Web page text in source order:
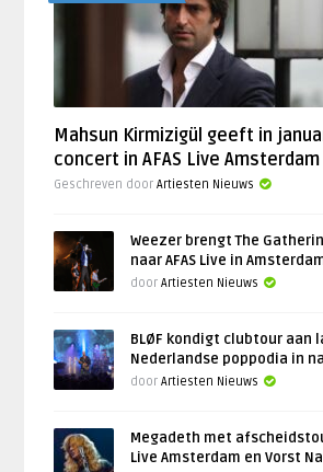
Mahsun Kirmizigül geeft in
concert in AFAS Live Amsterdam
Geschreven doorArtiesten Nieuws
Weezer brengt The
naar AFAS Live in
doorArtiesten Nieuws
BLØF kondigt clubtour aan
Nederlandse poppodia in
doorArtiesten Nieuws
Megadeth met
Live Amsterdam en Vorst